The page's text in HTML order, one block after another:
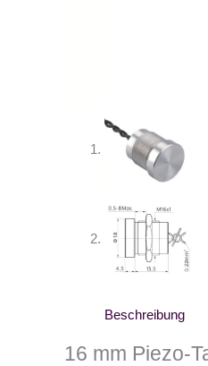
Beschreibung
16 mm Piezo-